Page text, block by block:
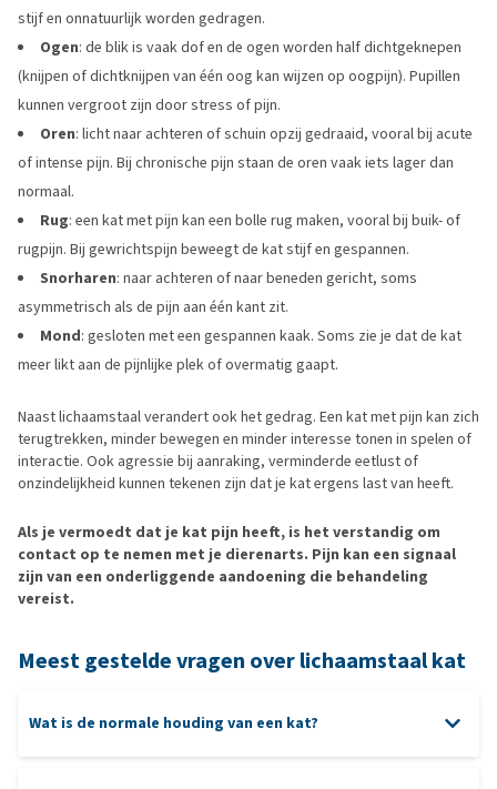
optrekken, waarbij de kat via het orgaan van Jacobson geuren
analyseert.
getrokken, afhankelijk van de mate van irritatie.
Mond: gesloten met een strakke kaaklijn. Bij oplopende irritatie
kan hij beginnen te grommen of kort blazen.
opzij gedraaid om geluiden te blijven monitoren.
Rug: sterk gebogen met opgezette vacht om groter te lijken.
Bij een directe aanval kan hij zich laag maken en zijn spieren
aanspannen voor een sprong.
Snorharen: naar voren gericht en stijf gespannen, gericht op
de mogelijke tegenstander.
Mond
tanden en hoektanden goed te zien zijn. Dit gaat vaak gepaard met
blazen, grommen of sissen.
stijf en onnatuurlijk worden gedragen.
Ogen: de blik is vaak dof en de ogen worden half dichtgeknepen
(knijpen of dichtknijpen van één oog kan wijzen op oogpijn). Pupillen
kunnen vergroot zijn door stress of pijn.
Oren: licht naar achteren of schuin opzij gedraaid, vooral bij acute
of intense pijn. Bij chronische pijn staan de oren vaak iets lager dan
normaal.
Rug: een kat met pijn kan een bolle rug maken, vooral bij buik- of
rugpijn. Bij gewrichtspijn beweegt de kat stijf en gespannen.
Snorharen: naar achteren of naar beneden gericht, soms
asymmetrisch als de pijn aan één kant zit.
Mond: gesloten met een gespannen kaak. Soms zie je dat de kat
meer likt aan de pijnlijke plek of overmatig gaapt.
Naast lichaamstaal verandert ook het gedrag. Een kat met pijn kan zich
terugtrekken, minder bewegen en minder interesse tonen in spelen of
interactie. Ook agressie bij aanraking, verminderde eetlust of
onzindelijkheid kunnen tekenen zijn dat je kat ergens last van heeft.
Als je vermoedt dat je kat pijn heeft, is het verstandig om
contact op te nemen met je dierenarts. Pijn kan een signaal
zijn van een onderliggende aandoening die behandeling
vereist.
Meest gestelde vragen over lichaamstaal kat
Wat is de normale houding van een kat?